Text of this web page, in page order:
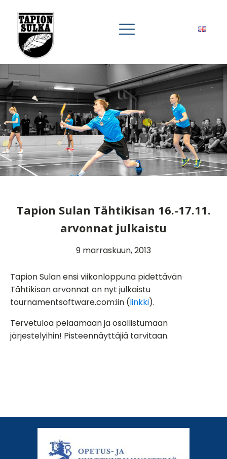
Tapion Sulan Tähtikisan 16.-17.11.
arvonnat julkaistu
9 marraskuun, 2013
Tapion Sulan ensi viikonloppuna pidettävän
Tähtikisan arvonnat on nyt julkaistu
tournamentsoftware.com:iin (linkki).
Tervetuloa pelaamaan ja osallistumaan
järjestelyihin! Pisteennäyttäjiä tarvitaan.